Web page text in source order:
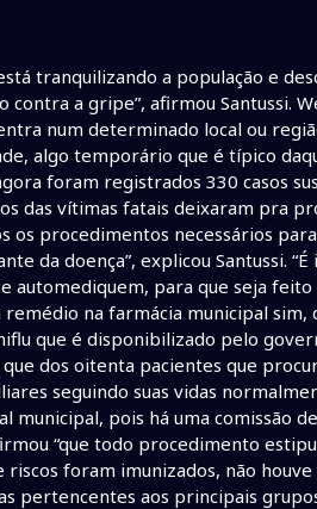
tranquilizando a população e
contra a gripe”, afirmou Santussi.
num determinado local ou
algo temporário que é típico
foram registrados 330 casos
das vítimas fatais deixaram pra
procedimentos necessários
da doença”, explicou Santussi.
automediquem, para que seja
na farmácia municipal
que é disponibilizado pelo
dos oitenta pacientes que
seguindo suas vidas
pois há uma comissão
“que todo procedimento
foram imunizados, não houve
pertencentes aos principais